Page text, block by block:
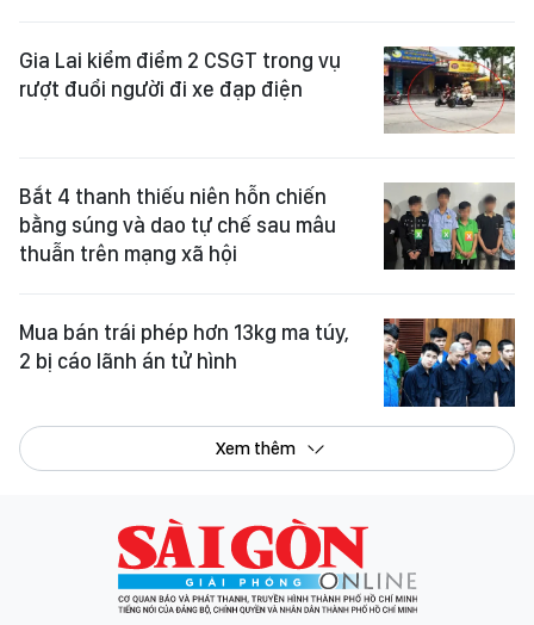
Gia Lai kiểm điểm 2 CSGT trong vụ
rượt đuổi người đi xe đạp điện
Bắt 4 thanh thiếu niên hỗn chiến
bằng súng và dao tự chế sau mâu
thuẫn trên mạng xã hội
Mua bán trái phép hơn 13kg ma túy,
2 bị cáo lãnh án tử hình
Xem thêm